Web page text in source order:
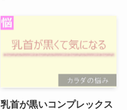
乳首が黒いコンプレックス